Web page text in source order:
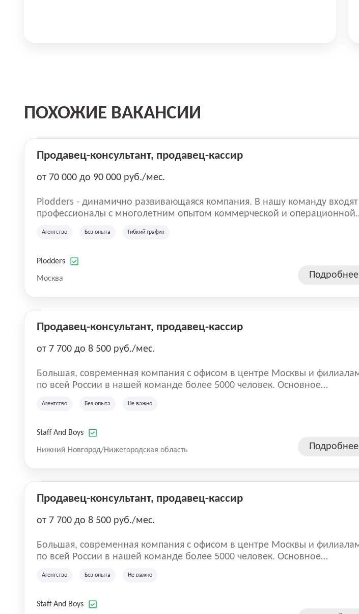
ПОХОЖИЕ ВАКАНСИИ
Продавец-консультант, продавец-кассир
от 70 000 до 90 000 руб./мес.
Plodders - динамично развивающаяся компания. В нашу команду входят
профессионалы с многолетним опытом коммерческой и операционной
быть уверенными в надлежащем качестве оказываемых услуг.
Агентство Без опыта Гибкий график
Plodders
Москва Подробнее
Продавец-консультант, продавец-кассир
от 7 700 до 8 500 руб./мес.
Большая, современная компания с офисом в центре Москвы и филиалами
по всей России в нашей команде более 5000 человек. Основное
Агентство Без опыта Не важно
Staff And Boys
Нижний Новгород/Нижегородская область Подробнее
Продавец-консультант, продавец-кассир
от 7 700 до 8 500 руб./мес.
Большая, современная компания с офисом в центре Москвы и филиалами
по всей России в нашей команде более 5000 человек. Основное
Агентство Без опыта Не важно
Staff And Boys